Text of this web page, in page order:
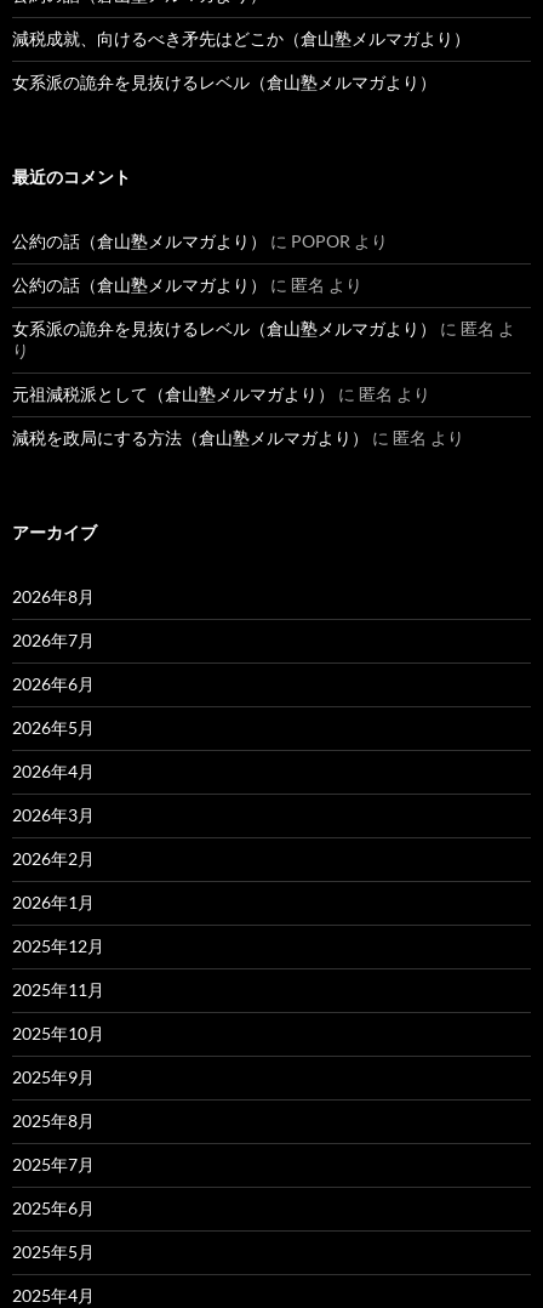
減税成就、向けるべき矛先はどこか（倉山塾メルマガより）
女系派の詭弁を見抜けるレベル（倉山塾メルマガより）
最近のコメント
公約の話（倉山塾メルマガより） に POPOR より
公約の話（倉山塾メルマガより） に 匿名 より
女系派の詭弁を見抜けるレベル（倉山塾メルマガより） に 匿名 よ
り
元祖減税派として（倉山塾メルマガより） に 匿名 より
減税を政局にする方法（倉山塾メルマガより） に 匿名 より
アーカイブ
2026年8月
2026年7月
2026年6月
2026年5月
2026年4月
2026年3月
2026年2月
2026年1月
2025年12月
2025年11月
2025年10月
2025年9月
2025年8月
2025年7月
2025年6月
2025年5月
2025年4月